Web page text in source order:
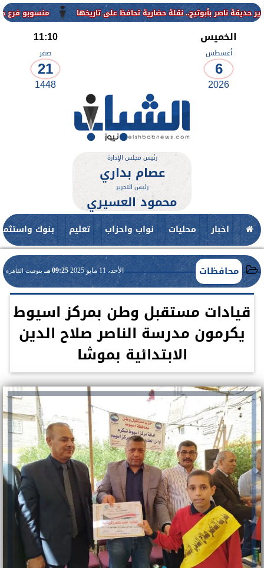
منسوبو فرع جامعة
الخميس
أغسطس
6
2026
11:10
صفر
21
1448
رئيس مجلس الإدارة
عصام بداري
رئيس التحرير
محمود العسيري
اخبار محليات نواب واحزاب تعليم بنوك
محافظات الأحد، 11 مايو 2025 09:25 مـ بتوقيت القاهرة
قيادات مستقبل وطن بمركز اسيوط
يكرمون مدرسة الناصر صلاح الدين
الابتدائية بموشا